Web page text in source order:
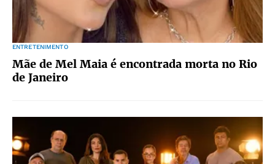
ENTRETENIMENTO
Mãe de Mel Maia é encontrada morta no Rio
de Janeiro